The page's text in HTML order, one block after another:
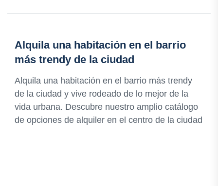
Alquila una habitación en el barrio
más trendy de la ciudad
Alquila una habitación en el barrio más trendy
de la ciudad y vive rodeado de lo mejor de la
vida urbana. Descubre nuestro amplio catálogo
de opciones de alquiler en el centro de la ciudad